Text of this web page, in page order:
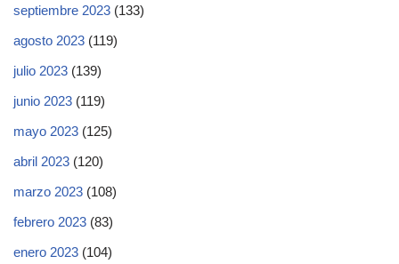
septiembre 2023 (133)
agosto 2023 (119)
julio 2023 (139)
junio 2023 (119)
mayo 2023 (125)
abril 2023 (120)
marzo 2023 (108)
febrero 2023 (83)
enero 2023 (104)